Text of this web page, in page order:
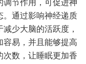
通过影响神经递质
少大脑的活跃度，
易，并且能够提高
数，让睡眠更加香